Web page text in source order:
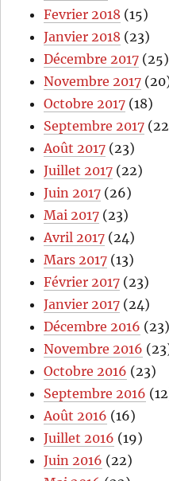
Fevrier 2018 (15)
Janvier 2018 (23)
Décembre 2017 (25)
Novembre 2017
Octobre 2017 (18)
Septembre 2017
Août 2017 (23)
Juillet 2017 (22)
Juin 2017 (26)
Mai 2017 (23)
Avril 2017 (24)
Mars 2017 (13)
Février 2017 (23)
Janvier 2017 (24)
Décembre 2016 (23)
Novembre 2016
Octobre 2016 (23)
Septembre 2016
Août 2016 (16)
Juillet 2016 (19)
Juin 2016 (22)